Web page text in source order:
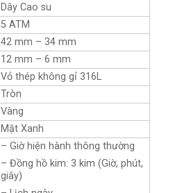
Dây Cao su
5 ATM
42 mm – 34 mm
12 mm – 6 mm
Vỏ thép không gỉ 316L
Tròn
Vàng
Mặt Xanh
– Giờ hiện hành thông thường
– Đồng hồ kim: 3 kim (Giờ, phút,
giây)